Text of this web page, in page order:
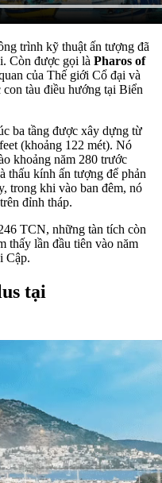
trình kỹ thuật ấn tượng đã
Còn được gọi là Pharos of
của Thế giới Cổ đại và
tàu điều hướng tại Biển
ba tầng được xây dựng từ
(khoảng 122 mét). Nó
khoảng năm 280 trước
thấu kính ấn tượng để phản
trong khi vào ban đêm, nó
đỉnh tháp.
TCN, những tàn tích còn
thấy lần đầu tiên vào năm
Cập.
tại